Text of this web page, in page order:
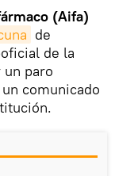
(Aifa)
de
de la
paro
comunicado